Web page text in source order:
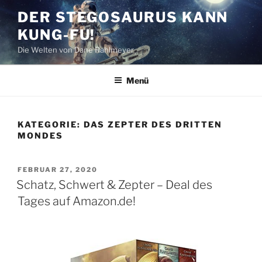
Zum
Inhalt
springen
DER STEGOSAURUS KANN
KUNG-FU!
Die Welten von Dane Rahlmeyer
Menü
KATEGORIE: DAS ZEPTER DES DRITTEN
MONDES
VERÖFFENTLICHT
AM
FEBRUAR 27, 2020
Schatz, Schwert & Zepter – Deal des
Tages auf Amazon.de!